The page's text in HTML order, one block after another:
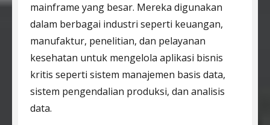
mainframe yang besar. Mereka digunakan
dalam berbagai industri seperti keuangan,
manufaktur, penelitian, dan pelayanan
kesehatan untuk mengelola aplikasi bisnis
kritis seperti sistem manajemen basis data,
sistem pengendalian produksi, dan analisis
data.